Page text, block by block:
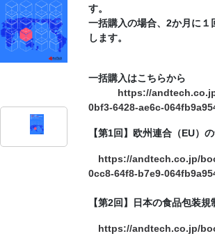
す。
一括購入の場合、2か月に１
します。
一括購入はこちらから
https://
0bf3-6428-ae6c-
【第1回】欧州連合（EU）
https://andtech.co.jp/
0cc8-64f8-b7e9-
【第2回】日本の食品包装規
https://andtech.co.jp/